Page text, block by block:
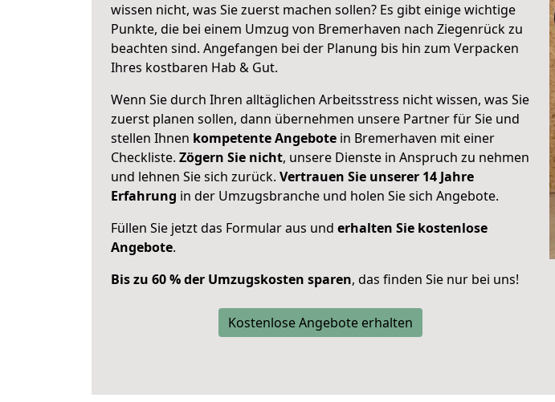
wissen nicht, was Sie zuerst machen sollen? Es gibt einige wichtige
Punkte, die bei einem Umzug von Bremerhaven nach Ziegenrück zu
beachten sind. Angefangen bei der Planung bis hin zum Verpacken
Ihres kostbaren Hab & Gut.
Wenn Sie durch Ihren alltäglichen Arbeitsstress nicht wissen, was Sie
zuerst planen sollen, dann übernehmen unsere Partner für Sie und
stellen Ihnen kompetente Angebote in Bremerhaven mit einer
Checkliste. Zögern Sie nicht, unsere Dienste in Anspruch zu nehmen
und lehnen Sie sich zurück. Vertrauen Sie unserer 14 Jahre
Erfahrung in der Umzugsbranche und holen Sie sich Angebote.
Füllen Sie jetzt das Formular aus und erhalten Sie kostenlose
Angebote.
Bis zu 60 % der Umzugskosten sparen, das finden Sie nur bei uns!
Kostenlose Angebote erhalten